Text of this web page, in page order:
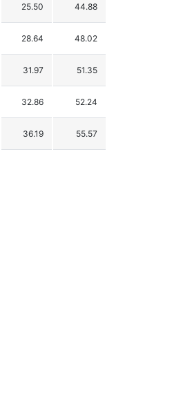
25.50 44.88
28.64 48.02
31.97 51.35
32.86 52.24
36.19 55.57